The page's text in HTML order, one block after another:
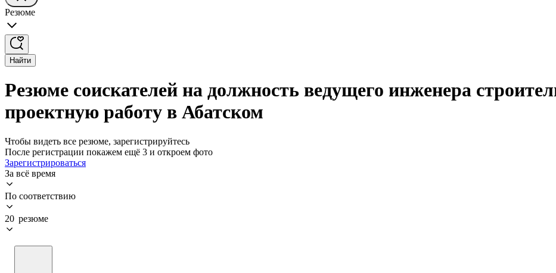
Резюме
Найти
Резюме соискателей на должность ведущего инженера
проектную работу в Абатском
Чтобы видеть все резюме, зарегистрируйтесь
После регистрации покажем ещё 3 и откроем фото
Зарегистрироваться
За всё время
По соответствию
20 резюме